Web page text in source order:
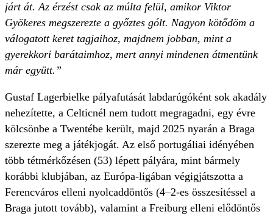
járt át. Az érzést csak az múlta felül, amikor Viktor
Gyökeres megszerezte a győztes gólt. Nagyon kötődöm a
válogatott keret tagjaihoz, majdnem jobban, mint a
gyerekkori barátaimhoz, mert annyi mindenen átmentünk
már együtt.”
Gustaf Lagerbielke pályafutását labdarúgóként sok akadály
nehezítette, a Celticnél nem tudott megragadni, egy évre
kölcsönbe a Twentébe került, majd 2025 nyarán a Braga
szerezte meg a játékjogát. Az első portugáliai idényében
több tétmérkőzésen (53) lépett pályára, mint bármely
korábbi klubjában, az Európa-ligában végigjátszotta a
Ferencváros elleni nyolcaddöntős (4–2-es összesítéssel a
Braga jutott tovább), valamint a Freiburg elleni elődöntős